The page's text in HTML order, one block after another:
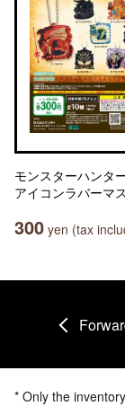
モンスターハンタ
アイコンラバーマ
300 yen (tax
* Only the